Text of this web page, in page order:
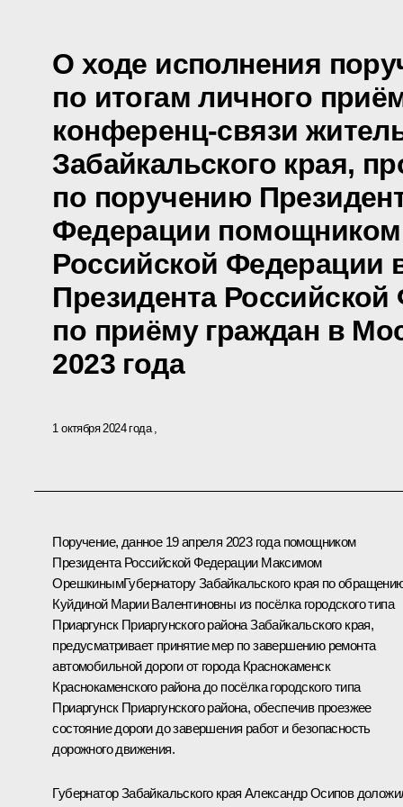
О ходе исполнения
по итогам личного
конференц-связи
Забайкальского края,
по поручению
Федерации помощником
Российской Федерации
Президента
по приёму граждан в
2023 года
1 октября 2024 года
Поручение, данное 19 апреля 2023 года помощником
Президента Российской Федерации Максимом
ОрешкинымГубернатору Забайкальского края по
Куйдиной Марии Валентиновны из посёлка городского типа
Приаргунск Приаргунского района Забайкальского края,
предусматривает принятие мер по завершению ремонта
автомобильной дороги от города Краснокаменск
Краснокаменского района до посёлка городского типа
Приаргунск Приаргунского района, обеспечив проезжее
состояние дороги до завершения работ и безопасность
дорожного движения.
Губернатор Забайкальского края Александр Осипов